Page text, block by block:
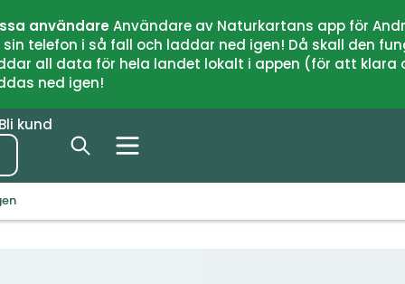
användareAnvändare av Naturkartans app för
telefon i så fall och laddar ned igen! Då skall den
all data för hela landet lokalt i appen (för att
ned igen!
Bli kund